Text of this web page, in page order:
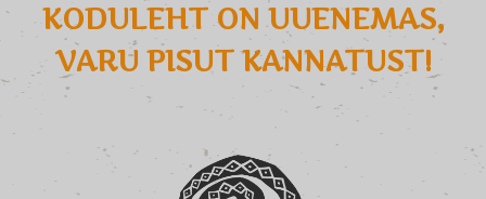
KODULEHT ON UUENEMAS,
VARU PISUT KANNATUST!